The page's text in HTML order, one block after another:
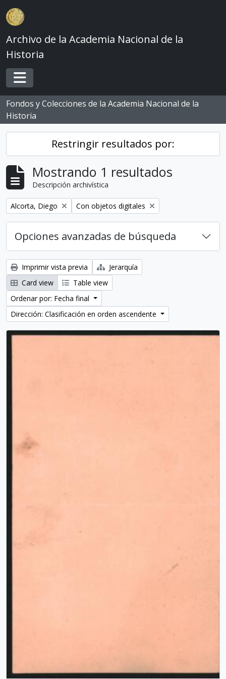
Skip to main content
Archivo de la Academia Nacional de la
Historia
Toggle navigation
Fondos y Colecciones de la Academia Nacional de la
Historia
Restringir resultados por:
Mostrando 1 resultados
Descripción archivística
Remove filter:
Alcorta, Diego Remove filter:
Con objetos digitales
Opciones avanzadas de búsqueda
Imprimir vista previa
Jerarquía
Card view
Table view
Ordenar por: Fecha final
Dirección: Clasificación en orden ascendente